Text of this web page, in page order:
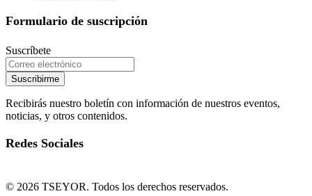
Formulario de suscripción
Suscríbete
Suscribirme
Recibirás nuestro boletín con información de nuestros eventos,
noticias, y otros contenidos.
Redes Sociales
© 2026 TSEYOR. Todos los derechos reservados.